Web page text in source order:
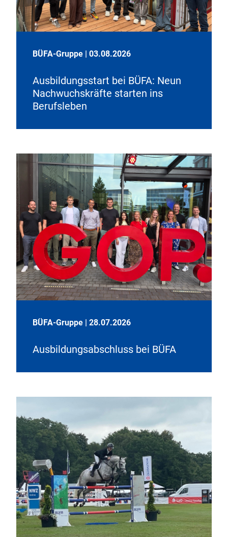
BÜFA-Gruppe | 03.08.2026
Ausbildungsstart bei BÜFA: Neun
Nachwuchskräfte starten ins
Berufsleben
BÜFA-Gruppe | 28.07.2026
Ausbildungsabschluss bei BÜFA